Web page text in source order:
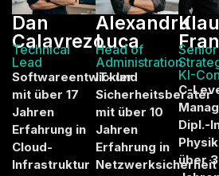
Dan
Calavrezo
Technical
Lead
Softwareentwickler
mit über 17
Jahren
Erfahrung in
Cloud-
Infrastruktur
Alexandru
Luca
Head of
Administration
IT- und
Sicherheitsberater
mit über 10
Jahren
Erfahrung in
Netzwerksicherheit
KI-
C-
Dipl.-
über